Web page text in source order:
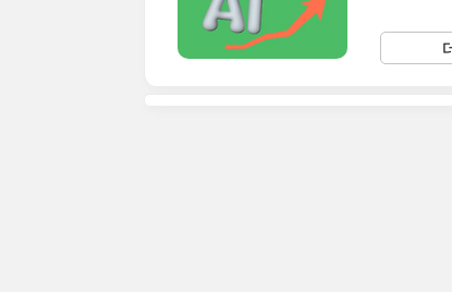
어떻게 달
(AI)을 활